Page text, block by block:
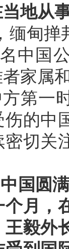
地从
缅甸
中国
家属
第一
的中
切关
国圆
月，
毅外